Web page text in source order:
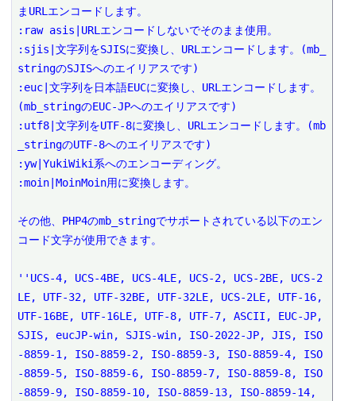
まURLエンコードします。
:raw asis|URLエンコードしないでそのまま使用。
:sjis|文字列をSJISに変換し、URLエンコードします。(mb_
stringのSJISへのエイリアスです)
:euc|文字列を日本語EUCに変換し、URLエンコードします。
(mb_stringのEUC-JPへのエイリアスです)
:utf8|文字列をUTF-8に変換し、URLエンコードします。(mb
_stringのUTF-8へのエイリアスです)
:yw|YukiWiki系へのエンコーディング。
:moin|MoinMoin用に変換します。
その他、PHP4のmb_stringでサポートされている以下のエン
コード文字が使用できます。
''UCS-4, UCS-4BE, UCS-4LE, UCS-2, UCS-2BE, UCS-2
LE, UTF-32, UTF-32BE, UTF-32LE, UCS-2LE, UTF-16,
UTF-16BE, UTF-16LE, UTF-8, UTF-7, ASCII, EUC-JP,
SJIS, eucJP-win, SJIS-win, ISO-2022-JP, JIS, ISO
-8859-1, ISO-8859-2, ISO-8859-3, ISO-8859-4, ISO
-8859-5, ISO-8859-6, ISO-8859-7, ISO-8859-8, ISO
-8859-9, ISO-8859-10, ISO-8859-13, ISO-8859-14,